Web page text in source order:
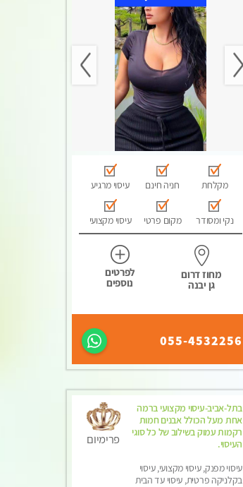
מקלחת חניה חינם עיסוי מרגיע
נקי ומסודר מקום פרטי עיסוי מקצועי
מחוז דרום
גן יבנה
לפרטים
נוספים
055-4532256
בתל-אביב-עיסוי מקצועי ברמה
אחת מעל הכולל אבנים חמות
רקמות עמוק בשילוב של כל סוגי
העיסוי.
עיסוי מפנק, עיסוי מקצועי, עיסוי
בקלניקה פרטית, עיסוי עד הבית
פרימיום